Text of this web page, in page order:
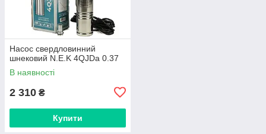
Насос свердловинний
шнековий N.E.K 4QJDa 0.37
В наявності
2 310 ₴
Купити